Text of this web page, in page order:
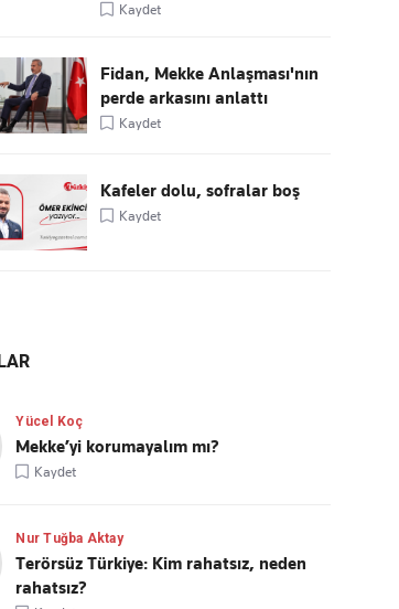
Kaydet
Fidan, Mekke Anlaşması'nın
perde arkasını anlattı
Kaydet
Kafeler dolu, sofralar boş
Kaydet
Yücel Koç
Mekke’yi korumayalım mı?
Kaydet
Nur Tuğba Aktay
Terörsüz Türkiye: Kim rahatsız, neden
rahatsız?